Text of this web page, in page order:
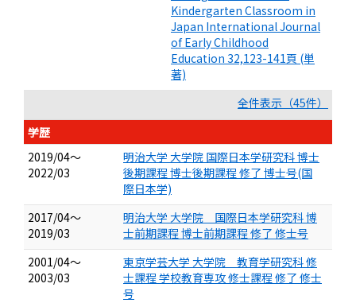
Kindergarten Classroom in
Japan International Journal
of Early Childhood
Education 32,123-141頁 (単
著)
全件表示（45件）
学歴
2019/04～
2022/03
明治大学 大学院 国際日本学研究科 博士
後期課程 博士後期課程 修了 博士号(国
際日本学)
2017/04～
2019/03
明治大学 大学院 国際日本学研究科 博
士前期課程 博士前期課程 修了 修士号
2001/04～
2003/03
東京学芸大学 大学院 教育学研究科 修
士課程 学校教育専攻 修士課程 修了 修士
号